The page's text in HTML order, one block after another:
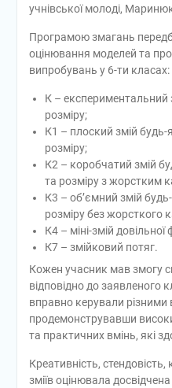
учнівської молоді,
Програмою змагань
оцінювання моделей та
випробувань у 6-ти класах:
К – експериментальний
розміру;
К1 – плоский змій будь-
розміру;
К2 – коробчатий змій
та розміру з жорстким
К3 – об’ємний змій
розміру без жорсткого
К4 – міні-змій
К7 – змійковий потяг.
Кожен учасник мав змогу
відповідно до заявленого
вправно керували різними
продемонструвавши
та практичних вмінь, які
Креативність,
зміїв оцінювала